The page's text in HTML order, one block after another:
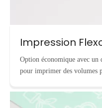
Impression
Option économique avec un
pour imprimer des volumes